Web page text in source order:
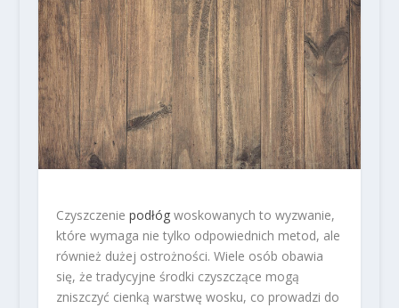
Czyszczenie podłógwoskowanych to wyzwanie,
które wymaga nie tylko odpowiednich metod, ale
również dużej ostrożności. Wiele osób obawia
się, że tradycyjne środki czyszczące mogą
zniszczyć cienką warstwę wosku, co prowadzi do